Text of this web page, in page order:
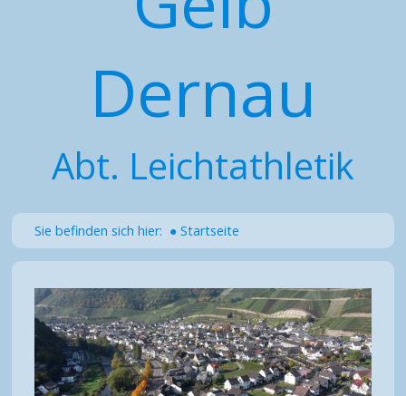
Dernau
Abt. Leichtathletik
Sie befinden sich hier: ● Startseite